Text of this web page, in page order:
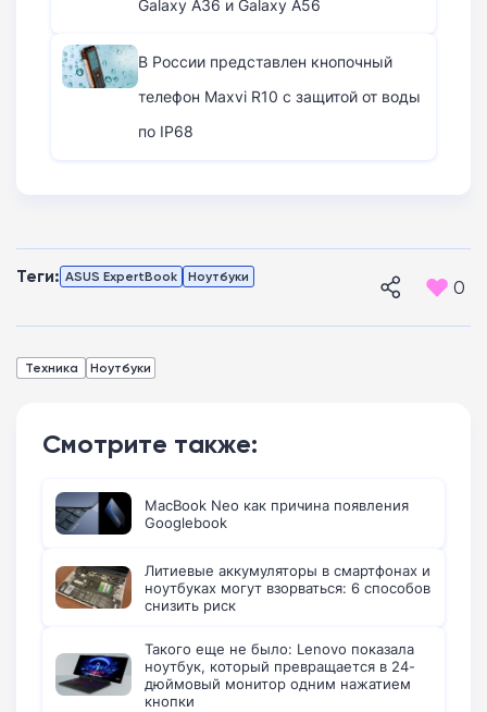
Galaxy A36 и Galaxy A56
В России представлен кнопочный
телефон Maxvi R10 с защитой от воды
по IP68
Теги: ASUS ExpertBook Ноутбуки 0
Техника Ноутбуки
Смотрите также:
MacBook Neo как причина появления
Googlebook
Литиевые аккумуляторы в смартфонах и
ноутбуках могут взорваться: 6 способов
снизить риск
Такого еще не было: Lenovo показала
ноутбук, который превращается в 24-
дюймовый монитор одним нажатием
кнопки